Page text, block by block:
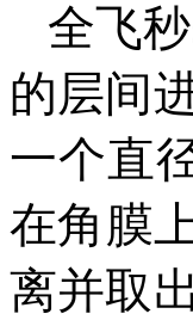
全飞
的层间
一个直
在角膜
离并取